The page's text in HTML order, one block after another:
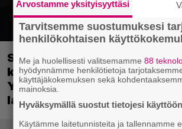
Sony on keskustellut
kanssa levyttömyyteen
Yhdysvalloissa pelejä
latauskoodin sisältävissä
Arvostamme yksityisyyttäsi
Tarvitsemme suostumuksesi
henkilökohtaisen
Me ja huolellisesti valitsemamme88
hyödynnämme henkilötietoja
käyttäjäkokemuksen sekä
mainoksia.
Hyväksymällä suostut tietojesi
Käytämme laitetunnisteita ja tallennamme